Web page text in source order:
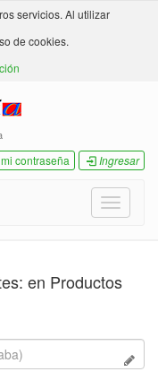
servicios. Al utilizar
de cookies.
contraseña Ingresar
Toggle
en Productos